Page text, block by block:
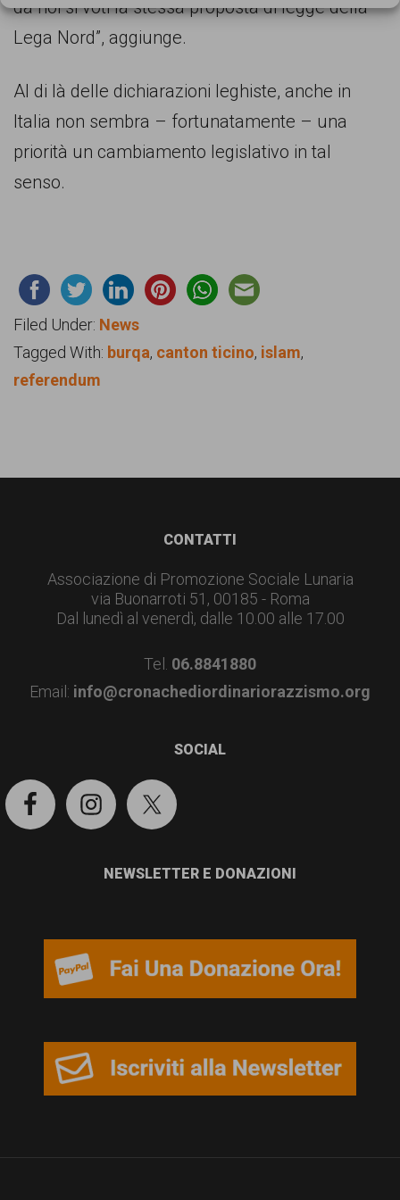
da noi si voti la stessa proposta di legge della
Lega Nord”, aggiunge.
Al di là delle dichiarazioni leghiste, anche in
Italia non sembra – fortunatamente – una
priorità un cambiamento legislativo in tal
senso.
Filed Under: News
Tagged With: burqa, canton ticino, islam,
referendum
CONTATTI
Associazione di Promozione Sociale Lunaria
via Buonarroti 51, 00185 - Roma
Dal lunedì al venerdì, dalle 10.00 alle 17.00
Tel. 06.8841880
Email: info@cronachediordinariorazzismo.org
SOCIAL
NEWSLETTER E DONAZIONI